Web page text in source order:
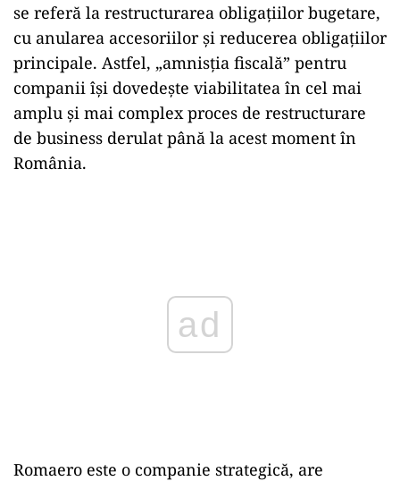
se referă la restructurarea obligațiilor bugetare,
cu anularea accesoriilor și reducerea obligațiilor
principale. Astfel, „amnisția fiscală” pentru
companii își dovedește viabilitatea în cel mai
amplu și mai complex proces de restructurare
de business derulat până la acest moment în
România.
Romaero este o companie strategică, are